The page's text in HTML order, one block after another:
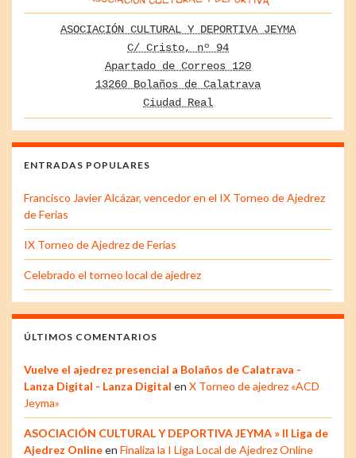
ASOCIACIÓN CULTURAL Y DEPORTIVA JEYMA
C/ Cristo, nº 94
Apartado de Correos 120
13260 Bolaños de Calatrava
Ciudad Real
ENTRADAS POPULARES
Francisco Javier Alcázar, vencedor en el IX Torneo de Ajedrez
de Ferias
IX Torneo de Ajedrez de Ferias
Celebrado el torneo local de ajedrez
ÚLTIMOS COMENTARIOS
Vuelve el ajedrez presencial a Bolaños de Calatrava -
Lanza Digital - Lanza Digital en X Torneo de ajedrez «ACD
Jeyma»
ASOCIACIÓN CULTURAL Y DEPORTIVA JEYMA » II Liga de
Ajedrez Onlineen Finaliza la I Liga Local de Ajedrez Online